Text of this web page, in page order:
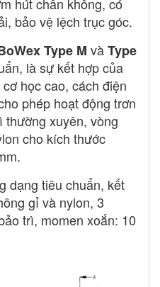
bảo vệ lệch trục góc.
Type M vàType
là sự kết hợp của
học cao, cách điện
phép hoạt động trơn
thường xuyên, vòng
cho kích thước
dạng tiêu chuẩn, kết
gỉ và nylon, 3
trì, momen xoắn: 10